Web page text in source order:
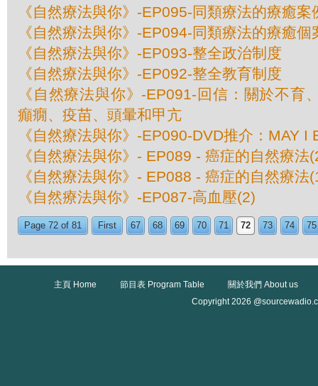
《自然療法與你》-EP095-同類療法的療癒案
《自然療法與你》-EP094-同類療法的療癒個
《自然療法與你》-EP093-整全政治制度
《自然療法與你》-EP092-整全教育制度
《自然療法與你》-EP091-回信：關於不育
癲癇、疫苗、頭暈和甲亢
《自然療法與你》-EP090-DVD推介：MAY I
《自然療法與你》- EP089 - 癌症的自然療法
《自然療法與你》- EP088 - 癌症的自然療法
《自然療法與你》-EP087-高血壓(2)
Page 72 of 81 First 67 68 69 70 71 72 73 74 75
主頁 Home 節目表 Program Table
關於我們 About us
Copyright 2026